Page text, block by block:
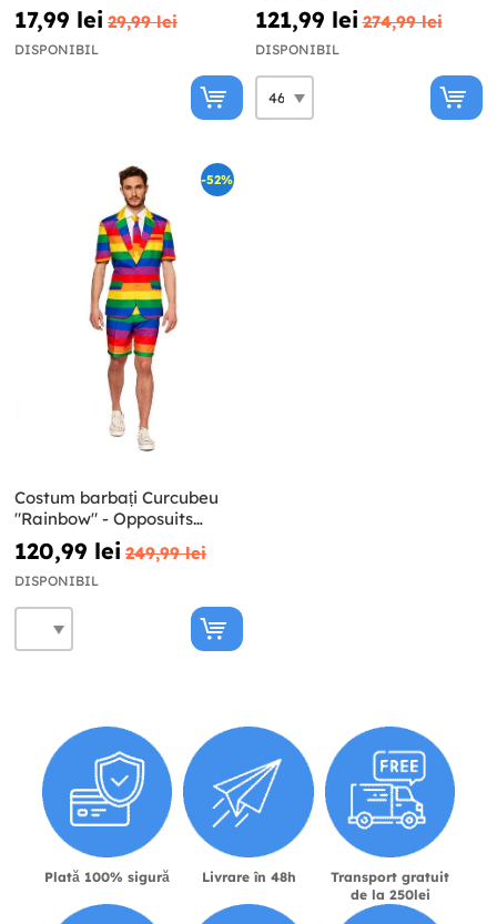
17,99 lei 29,99 lei
DISPONIBIL
121,99 lei 274,99 lei
DISPONIBIL
-52%
Costum barbați Curcubeu
"Rainbow" - Opposuits
(Colecția de vară)
120,99 lei 249,99 lei
DISPONIBIL
Plată 100% sigură Livrare în 48h
Transport gratuit
de la 250lei